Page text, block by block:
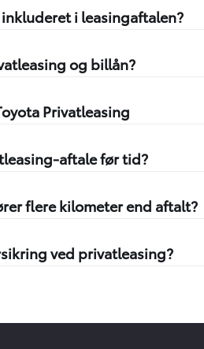
i leasingaftalen?
og billån?
Privatleasing
aftale før tid?
flere kilometer end aftalt?
ved privatleasing?